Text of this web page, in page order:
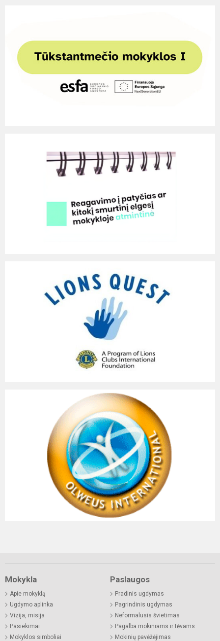
Mokykla
Apie mokyklą
Ugdymo aplinka
Vizija, misija
Pasiekimai
Mokyklos simboliai
Paslaugos
Pradinis ugdymas
Pagrindinis ugdymas
Neformalusis švietimas
Pagalba mokiniams ir tėvams
Mokinių pavėžėjimas